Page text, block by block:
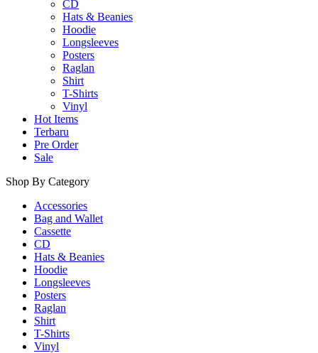
CD
Hats & Beanies
Hoodie
Longsleeves
Posters
Raglan
Shirt
T-Shirts
Vinyl
Hot Items
Terbaru
Pre Order
Sale
Shop By Category
Accessories
Bag and Wallet
Cassette
CD
Hats & Beanies
Hoodie
Longsleeves
Posters
Raglan
Shirt
T-Shirts
Vinyl